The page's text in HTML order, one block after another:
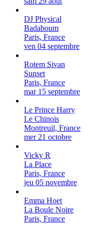
DJ Physical
Badaboum
Paris, France
ven 04 septembre
Rotem Sivan
Sunset
Paris, France
mar 15 septembre
Le Prince Harry
Le Chinois
Montreuil, France
mer 21 octobre
Vicky R
La Place
Paris, France
jeu 05 novembre
Emma Hoet
La Boule Noire
Paris, France